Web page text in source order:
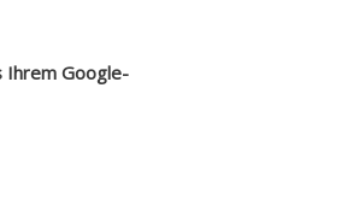
Ihrem Google-